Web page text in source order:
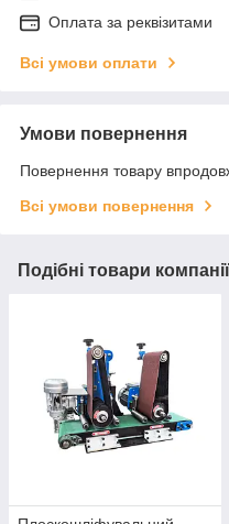
Оплата за реквізитами
Всі умови оплати
Умови повернення
Повернення товару
Всі умови повернення
Подібні товари компанії